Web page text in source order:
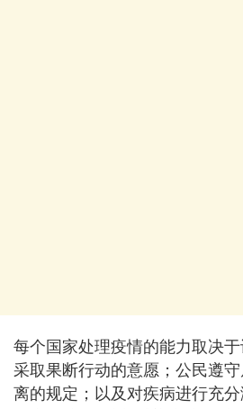
每个国家处理疫情的能力取决
采取果断行动的意愿；公民遵
离的规定；以及对疾病进行充